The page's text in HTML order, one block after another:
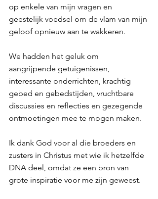
op enkele van mijn vragen en
geestelijk voedsel om de vlam van mijn
geloof opnieuw aan te wakkeren.
We hadden het geluk om
aangrijpende getuigenissen,
interessante onderrichten, krachtig
gebed en gebedstijden, vruchtbare
discussies en reflecties en gezegende
ontmoetingen mee te mogen maken.
Ik dank God voor al die broeders en
zusters in Christus met wie ik hetzelfde
DNA deel, omdat ze een bron van
grote inspiratie voor me zijn geweest.